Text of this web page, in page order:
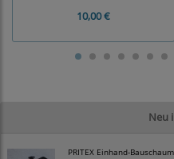
Neu
PRITEX Einhand-
10,00 €